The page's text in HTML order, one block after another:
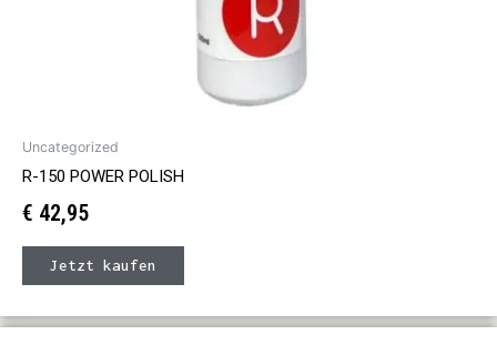
Uncategorized
R-150 POWER POLISH
€ 42,95
Jetzt kaufen